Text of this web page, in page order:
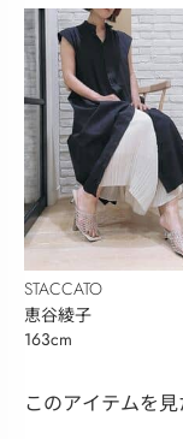
STACCATO
恵谷綾子
163cm
このアイテムを